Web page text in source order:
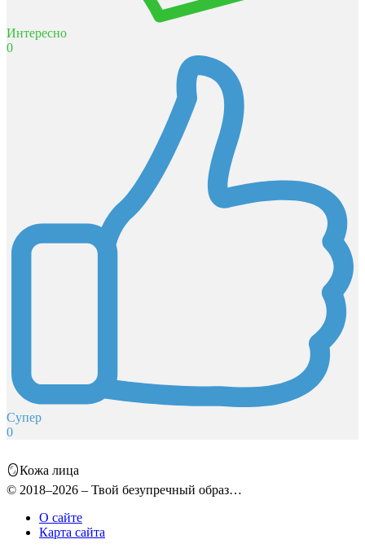
Интересно
0
Супер
0
🪞Кожа лица
© 2018–2026 – Твой безупречный образ…
О сайте
Карта сайта